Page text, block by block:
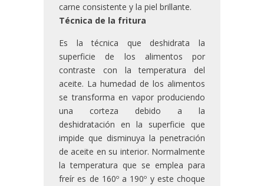
carne consistente y la piel brillante.
Técnica de la fritura
Es la técnica que deshidrata la
superficie de los alimentos por
contraste con la temperatura del
aceite. La humedad de los alimentos
se transforma en vapor produciendo
una corteza debido a la
deshidratación en la superficie que
impide que disminuya la penetración
de aceite en su interior. Normalmente
la temperatura que se emplea para
freír es de 160º a 190º y este choque